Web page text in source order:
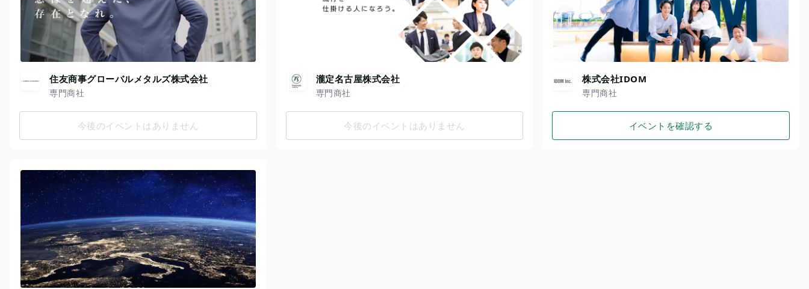
住友商事グローバルメタルズ株式会社
専門商社
今後のイベントはありません
瀧定名古屋株式会社
専門商社
今後のイベントはありません
株式会社IDOM
専門商社
イベントを確認する